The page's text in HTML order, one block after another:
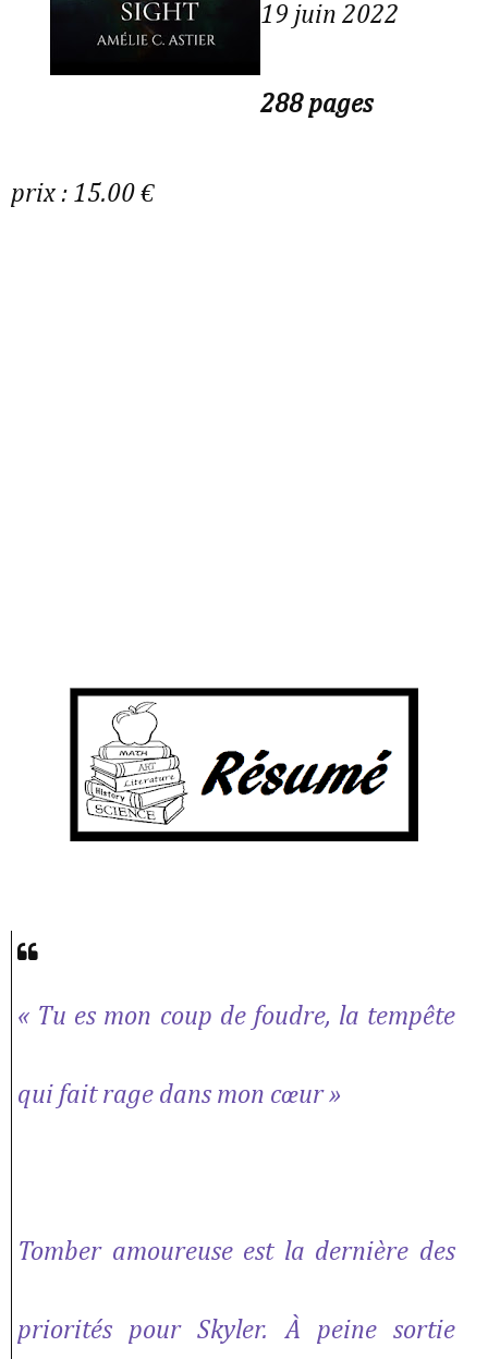
19 juin 2022
288 pages
prix : 15.00 €
« Tu es mon coup de foudre, la tempête
qui fait rage dans mon cœur »
Tomber amoureuse est la dernière des
priorités pour Skyler. À peine sortie